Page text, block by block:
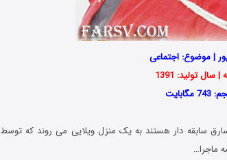
| موضوع: اجتماعی
سابقه دار هستند به یک منزل ویلایی می روند که توسط
ماجرا…